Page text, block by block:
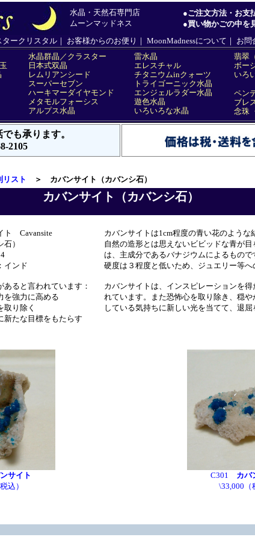
リスト ＞ カバンサイト（カバンシ石）
カバンサイト（カバンシ石）
ト Cavansite
石）
インド
あると言われています：
強力に高める
り除く
たな目標をもたらす
カバンサイトは1cm程度の青い花のような
自然の造形とは思えないビビッドな青が
は、主成分であるバナジウムによるもので
硬度は３程度と低いため、ジュエリー等へ
カバンサイトは、インスピレーションを
れています。また恐怖心を取り除き、穏
している気持ちに新しい光を当てて、退屈
サイト
込）
C301 カバ
\33,000（